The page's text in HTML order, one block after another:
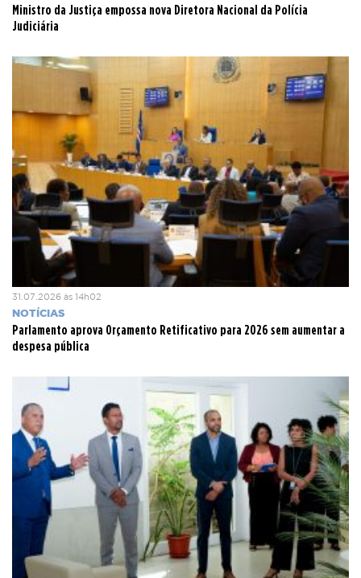
Ministro da Justiça empossa nova Diretora Nacional da Polícia
Judiciária
31.07.2026 às 14h02
NOTÍCIAS
Parlamento aprova Orçamento Retificativo para 2026 sem aumentar a
despesa pública